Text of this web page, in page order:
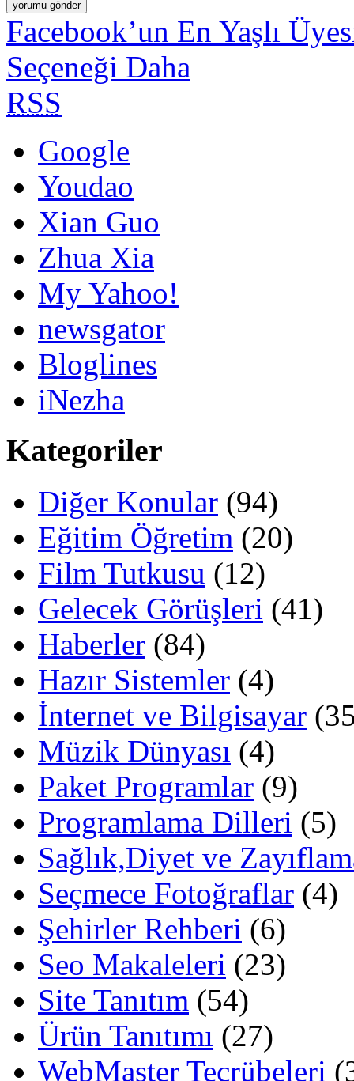
Facebook’un En Yaşlı
Seçeneği Daha
RSS
Google
Youdao
Xian Guo
Zhua Xia
My Yahoo!
newsgator
Bloglines
iNezha
Kategoriler
Diğer Konular (94)
Eğitim Öğretim (20)
Film Tutkusu (12)
Gelecek Görüşleri (41)
Haberler (84)
Hazır Sistemler (4)
İnternet ve Bilgisayar
Müzik Dünyası (4)
Paket Programlar (9)
Programlama Dilleri (5)
Sağlık,Diyet ve
Seçmece Fotoğraflar (4)
Şehirler Rehberi (6)
Seo Makaleleri (23)
Site Tanıtım (54)
Ürün Tanıtımı (27)
WebMaster Tecrübeleri